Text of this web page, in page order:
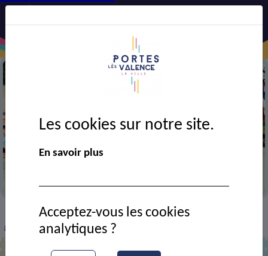
> VIE MUNICIPALE > Ressources documentaires
84e anniversaire Appel du Général de Gaulle du 18 juin 1940
Les cookies sur notre site.
En savoir plus
Acceptez-vous les cookies
analytiques ?